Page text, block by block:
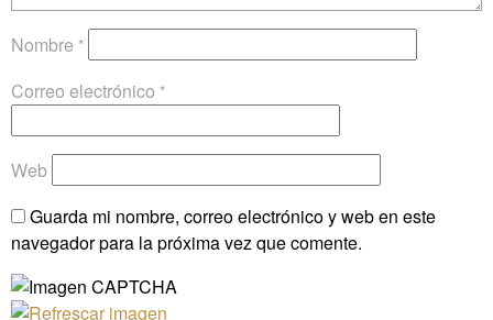
Nombre *
Correo electrónico *
Web
Guarda mi nombre, correo electrónico y web en este
navegador para la próxima vez que comente.